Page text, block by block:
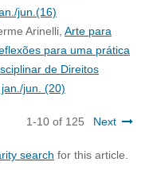
jun.(16)
Arinelli, Arte para
para uma prática
de Direitos
jun. (20)
1-10 of 125 Next
search for this article.